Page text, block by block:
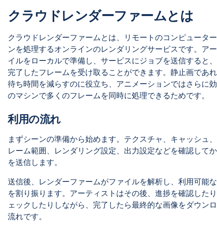
クラウドレンダーファームとは
クラウドレンダーファームとは、リモートのコンピュータ
ンを処理するオンラインのレンダリングサービスです。ア
イルをローカルで準備し、サービスにジョブを送信すると
完了したフレームを受け取ることができます。静止画であ
待ち時間を減らすのに役立ち、アニメーションではさらに
のマシンで多くのフレームを同時に処理できるためです。
利用の流れ
まずシーンの準備から始めます。テクスチャ、キャッシュ
レーム範囲、レンダリング設定、出力設定などを確認して
を送信します。
送信後、レンダーファームがファイルを解析し、利用可能
を割り振ります。アーティストはその後、進捗を確認した
ェックしたりしながら、完了したら最終的な画像をダウン
流れです。